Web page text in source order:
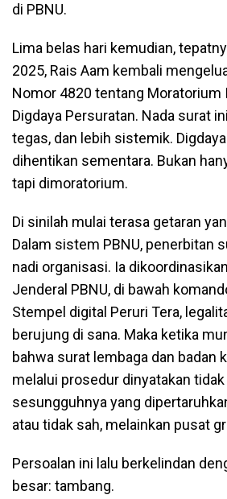
di PBNU.
Lima belas hari kemudian,
2025, Rais Aam kembali
Nomor 4820 tentang
Digdaya Persuratan. Nada surat
tegas, dan lebih sistemik.
dihentikan sementara. Bukan
tapi dimoratorium.
Di sinilah mulai terasa getaran
Dalam sistem PBNU, penerbitan
nadi organisasi. Ia
Jenderal PBNU, di bawah
Stempel digital Peruri Tera,
berujung di sana. Maka ketika
bahwa surat lembaga dan badan
melalui prosedur dinyatakan tidak
sesungguhnya yang
atau tidak sah, melainkan pusat
Persoalan ini lalu berkelindan
besar: tambang.